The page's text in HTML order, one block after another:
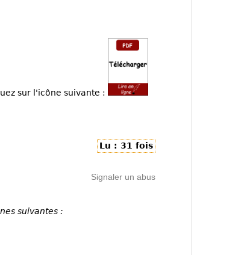
sur l'icône suivante :
Lu : 31 fois
Signaler un abus
suivantes :